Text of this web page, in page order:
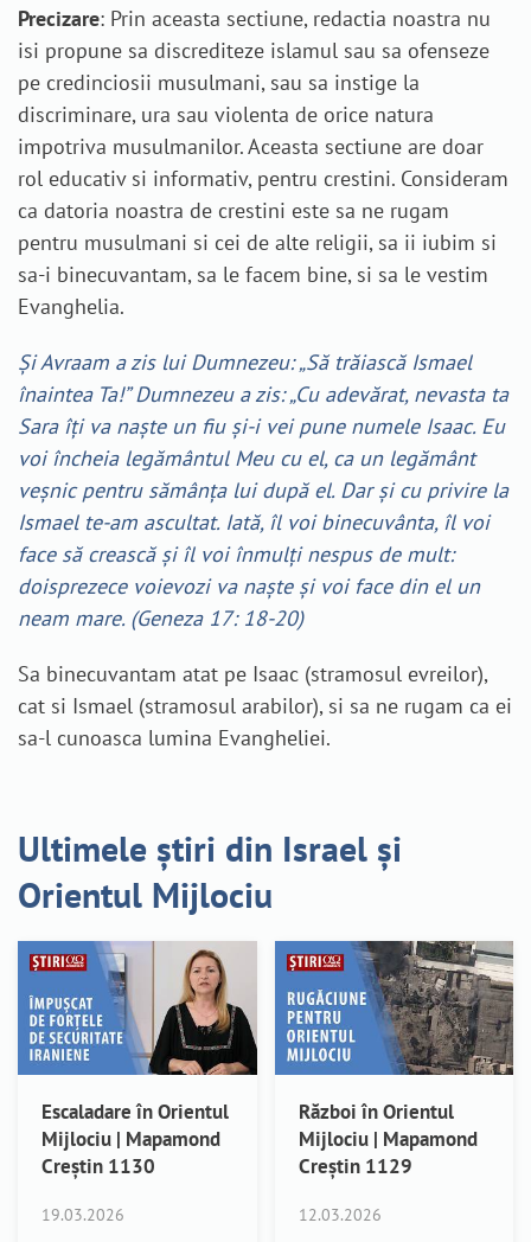
Precizare: Prin aceasta sectiune, redactia noastra nu
isi propune sa discrediteze islamul sau sa ofenseze
pe credinciosii musulmani, sau sa instige la
discriminare, ura sau violenta de orice natura
impotriva musulmanilor. Aceasta sectiune are doar
rol educativ si informativ, pentru crestini. Consideram
ca datoria noastra de crestini este sa ne rugam
pentru musulmani si cei de alte religii, sa ii iubim si
sa-i binecuvantam, sa le facem bine, si sa le vestim
Evanghelia.
Şi Avraam a zis lui Dumnezeu: „Să trăiască Ismael
înaintea Ta!” Dumnezeu a zis: „Cu adevărat, nevasta ta
Sara îţi va naşte un fiu şi-i vei pune numele Isaac. Eu
voi încheia legământul Meu cu el, ca un legământ
veşnic pentru sămânţa lui după el. Dar şi cu privire la
Ismael te-am ascultat. Iată, îl voi binecuvânta, îl voi
face să crească şi îl voi înmulţi nespus de mult:
doisprezece voievozi va naşte şi voi face din el un
neam mare. (Geneza 17: 18-20)
Sa binecuvantam atat pe Isaac (stramosul evreilor),
cat si Ismael (stramosul arabilor), si sa ne rugam ca ei
sa-l cunoasca lumina Evangheliei.
Ultimele știri din Israel și
Orientul Mijlociu
Escaladare în Orientul
Mijlociu | Mapamond
Creștin 1130
19.03.2026
Război în Orientul
Mijlociu | Mapamond
Creștin 1129
12.03.2026